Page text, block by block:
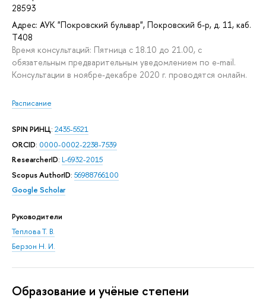
28593
Адрес: АУК "Покровский бульвар", Покровский б-р, д. 11, каб.
T408
Время консультаций: Пятница с 18.10 до 21.00, с
обязательным предварительным уведомлением по e-mail.
Консультации в ноябре-декабре 2020 г. проводятся онлайн.
Расписание
SPIN РИНЦ: 2435-5521
ORCID: 0000-0002-2238-7539
ResearcherID: L-6932-2015
Scopus AuthorID: 56988766100
Google Scholar
Руководители
Теплова Т. В.
Берзон Н. И.
Oбразование и учёные степени